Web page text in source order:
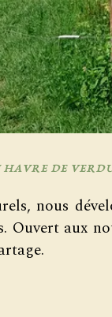
havre de
nous
aux